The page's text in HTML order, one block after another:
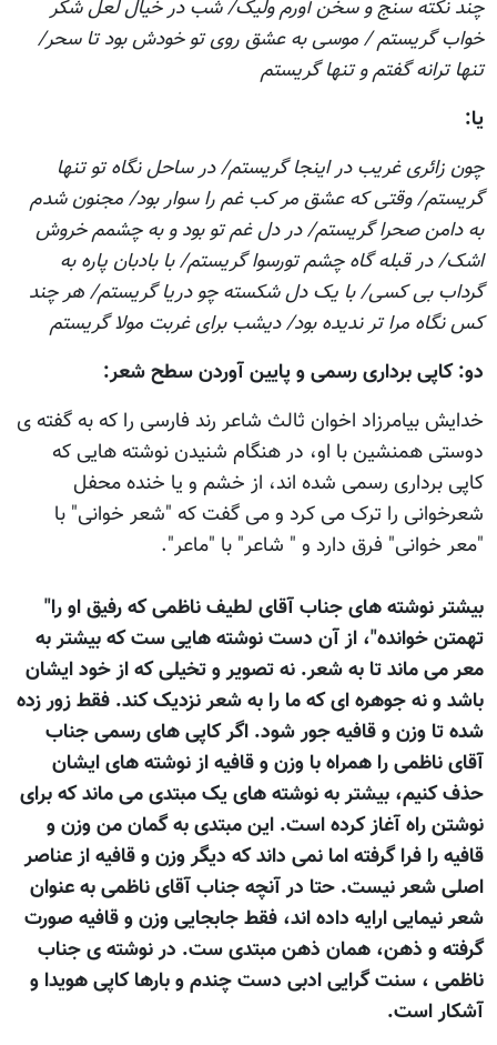
چند نکته سنج و سخن آورم ولیک/ شب در خیال لعل شکر
خواب گریستم / موسی به عشق روی تو خودش بود تا سحر/
تنها ترانه گفتم و تنها گریستم
يا:
چون زائری غریب در اینجا گریستم/ در ساحل نگاه تو تنها
گریستم/ وقتی که عشق مر کب غم را سوار بود/ مجنون شدم
به دامن صحرا گریستم/ در دل غم تو بود و به چشمم خروش
اشک/ در قبله گاه چشم تورسوا گریستم/ با بادبان پاره به
گرداب بی کسی/ با یک دل شکسته چو دریا گریستم/ هر چند
کس نگاه مرا تر ندیده بود/ دیشب برای غربت مولا گریستم
دو: کاپی برداری رسمی و پایین آوردن سطح شعر:
خدایش بيامرزاد اخوان ثالث شاعر رند فارسی را که به گفته ی
دوستی همنشین با او، در هنگام شنیدن نوشته هایی که
کاپی برداری رسمی شده اند، از خشم و يا خنده محفل
شعرخوانی را ترک می کرد و می گفت که "شعر خوانی" با
"معر خوانی" فرق دارد و " شاعر" با "ماعر".
بیشتر نوشته های جناب آقای لطيف ناظمی که رفيق او را"
تهمتن خوانده"، از آن دست نوشته هایی ست که بيشتر به
معر می ماند تا به شعر. نه تصوير و تخيلی که از خود ایشان
باشد و نه جوهره ای که ما را به شعر نزديک کند. فقط زور زده
شده تا وزن و قافيه جور شود. اگر کاپی های رسمی جناب
آقای ناظمی را همراه با وزن و قافيه از نوشته های ايشان
حذف کنيم، بيشتر به نوشته های يک مبتدی می ماند که برای
نوشتن راه آغاز کرده است. اين مبتدی به گمان من وزن و
قافيه را فرا گرفته اما نمی داند که ديگر وزن و قافيه از عناصر
اصلی شعر نيست. حتا در آنچه جناب آقای ناظمی به عنوان
شعر نيمايی ارايه داده اند، فقط جابجایی وزن و قافيه صورت
گرفته و ذهن، همان ذهن مبتدی ست. در نوشته ی جناب
ناظمی ، سنت گرایی ادبی دست چندم و بارها کاپی هویدا و
آشکار است.